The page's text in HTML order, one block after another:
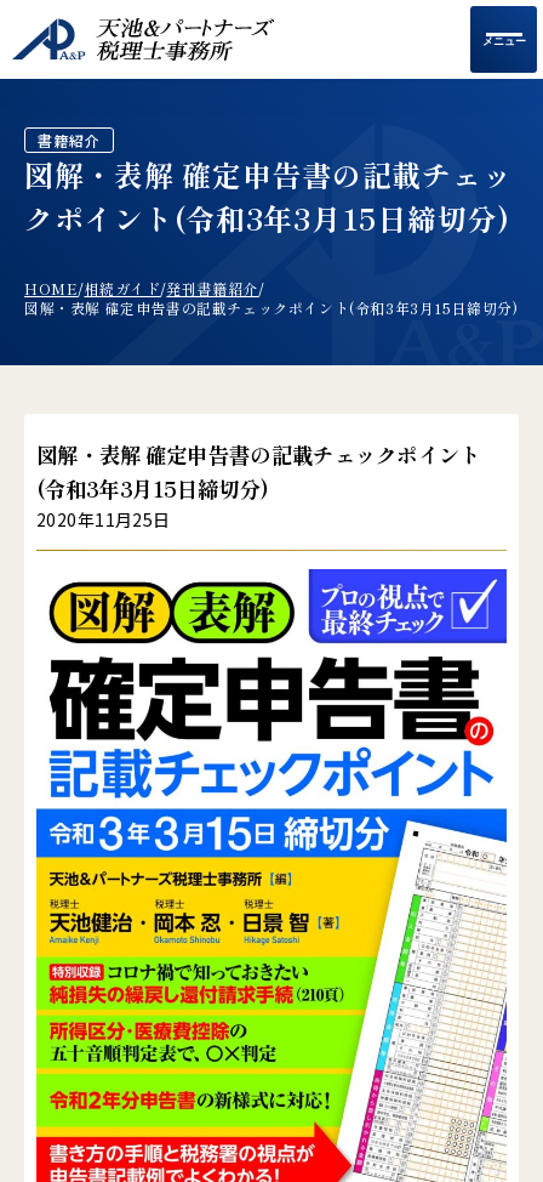
メニュー
書籍紹介
図解・表解 確定申告書の記載チェッ
クポイント(令和3年3月15日締切分)
HOME/相続ガイド/発刊書籍紹介/
図解・表解 確定申告書の記載チェックポイント(令和3年3月15日締切分)
図解・表解 確定申告書の記載チェックポイント
(令和3年3月15日締切分)
2020年11月25日